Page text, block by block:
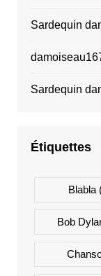
Sardequin
Sardequin
Étiquettes
Blabla
Bob